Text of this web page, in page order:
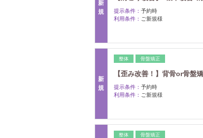
新
規
提示条件： 予約時
利用条件： ご新規様
新
規
整体 骨盤矯正
【歪み改善！】背骨or骨
提示条件： 予約時
利用条件： ご新規様
整体 骨盤矯正